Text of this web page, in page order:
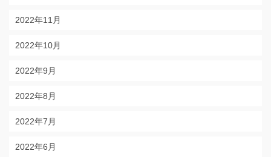
2022年11月
2022年10月
2022年9月
2022年8月
2022年7月
2022年6月